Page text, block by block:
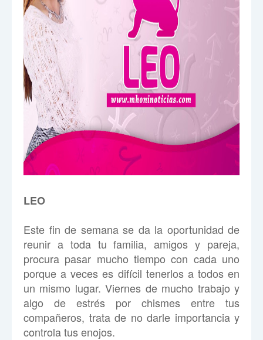
LEO
Este fin de semana se da la oportunidad de
reunir a toda tu familia, amigos y pareja,
procura pasar mucho tiempo con cada uno
porque a veces es difícil tenerlos a todos en
un mismo lugar. Viernes de mucho trabajo y
algo de estrés por chismes entre tus
compañeros, trata de no darle importancia y
controla tus enojos.